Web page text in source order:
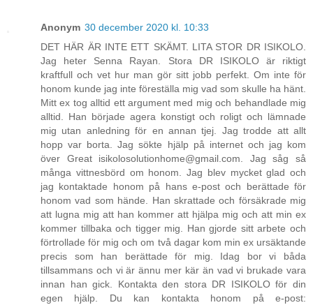
Anonym 30 december 2020 kl. 10:33
DET HÄR ÄR INTE ETT SKÄMT. LITA STOR DR ISIKOLO.
Jag heter Senna Rayan. Stora DR ISIKOLO är riktigt
kraftfull och vet hur man gör sitt jobb perfekt. Om inte för
honom kunde jag inte föreställa mig vad som skulle ha hänt.
Mitt ex tog alltid ett argument med mig och behandlade mig
alltid. Han började agera konstigt och roligt och lämnade
mig utan anledning för en annan tjej. Jag trodde att allt
hopp var borta. Jag sökte hjälp på internet och jag kom
över Great isikolosolutionhome@gmail.com. Jag såg så
många vittnesbörd om honom. Jag blev mycket glad och
jag kontaktade honom på hans e-post och berättade för
honom vad som hände. Han skrattade och försäkrade mig
att lugna mig att han kommer att hjälpa mig och att min ex
kommer tillbaka och tigger mig. Han gjorde sitt arbete och
förtrollade för mig och om två dagar kom min ex ursäktande
precis som han berättade för mig. Idag bor vi båda
tillsammans och vi är ännu mer kär än vad vi brukade vara
innan han gick. Kontakta den stora DR ISIKOLO för din
egen hjälp. Du kan kontakta honom på e-post: